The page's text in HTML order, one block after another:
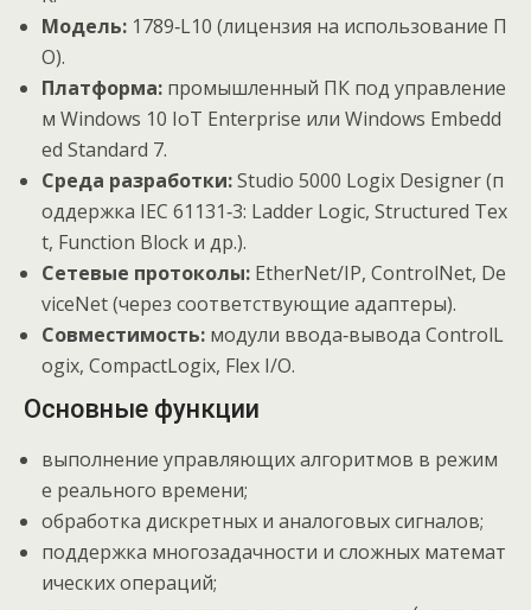
Модель: 1789‑L10 (лицензия на использование П
О).
Платформа: промышленный ПК под управление
м Windows 10 IoT Enterprise или Windows Embedd
ed Standard 7.
Среда разработки:Studio 5000 Logix Designer(п
оддержка IEC 61131‑3: Ladder Logic, Structured Tex
t, Function Block и др.).
Сетевые протоколы: EtherNet/IP, ControlNet, De
viceNet(через соответствующие адаптеры).
Совместимость: модули ввода‑вывода ControlL
ogix, CompactLogix, Flex I/O.
Основные функции
выполнение управляющихалгоритмов в режим
е реального времени;
обработка дискретных и аналоговыхсигналов;
поддержка многозадачности и сложных математ
ическихопераций;